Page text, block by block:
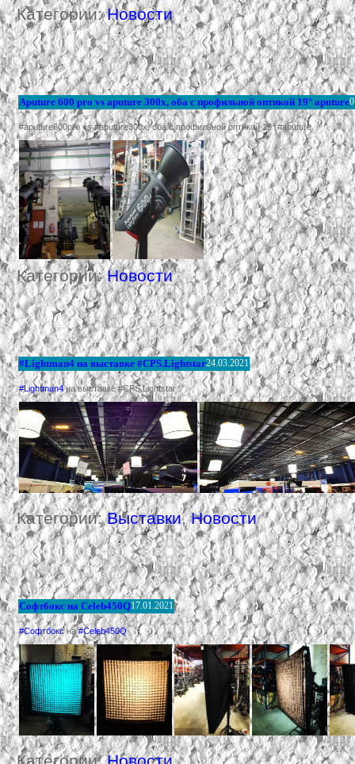
Категории: Новости
Aputure 600 pro vs aputure 300x, оба с профильной оптикой 19° aputure
#aputure600pro vs #aputure300x, оба с профильной оптикой 19° #aputure.
Категории: Новости
#Lightman4 на выставке #CPS.Lightstar24.03.2021
#Lightman4на выставке #CPS.Lightstar
Категории: Выставки,Новости
Софтбокс на Celeb450Q17.01.2021
#Софтбоксна#Celeb450Q